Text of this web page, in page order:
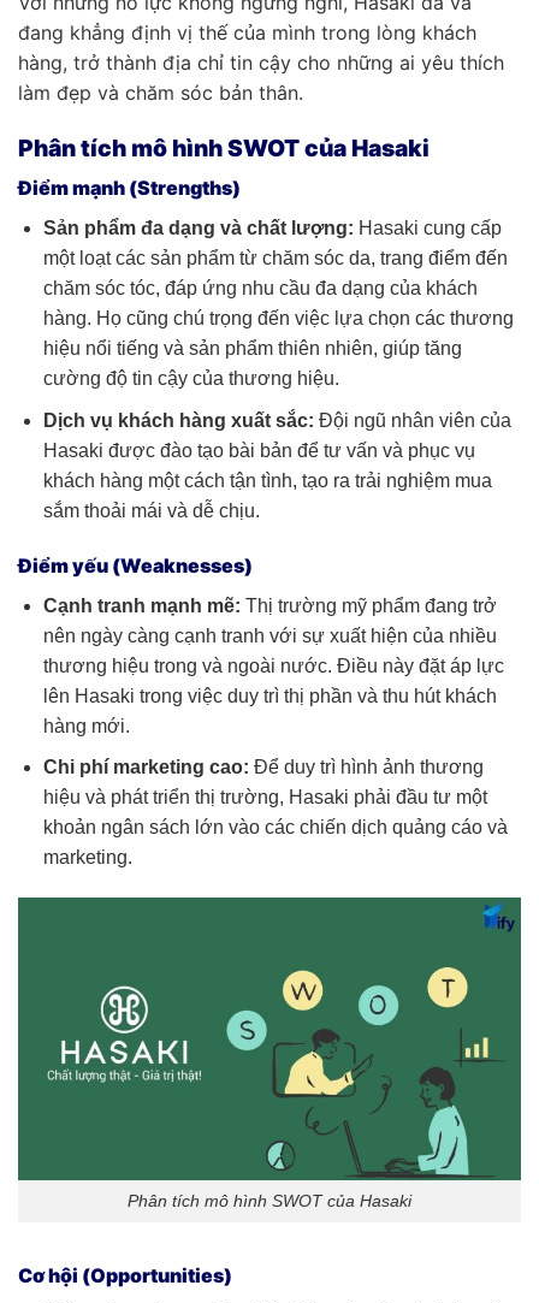
đang khẳng định vị thế của mình trong lòng khách
hàng, trở thành địa chỉ tin cậy cho những ai yêu thích
làm đẹp và chăm sóc bản thân.
Phân tích mô hình SWOT của Hasaki
Điểm mạnh (Strengths)
Sản phẩm đa dạng và chất lượng: Hasaki cung cấp
một loạt các sản phẩm từ chăm sóc da, trang điểm đến
chăm sóc tóc, đáp ứng nhu cầu đa dạng của khách
hàng. Họ cũng chú trọng đến việc lựa chọn các thương
hiệu nổi tiếng và sản phẩm thiên nhiên, giúp tăng
cường độ tin cậy của thương hiệu.
Dịch vụ khách hàng xuất sắc: Đội ngũ nhân viên của
Hasaki được đào tạo bài bản để tư vấn và phục vụ
khách hàng một cách tận tình, tạo ra trải nghiệm mua
sắm thoải mái và dễ chịu.
Điểm yếu (Weaknesses)
Cạnh tranh mạnh mẽ: Thị trường mỹ phẩm đang trở
nên ngày càng cạnh tranh với sự xuất hiện của nhiều
thương hiệu trong và ngoài nước. Điều này đặt áp lực
lên Hasaki trong việc duy trì thị phần và thu hút khách
hàng mới.
Chi phí marketing cao: Để duy trì hình ảnh thương
hiệu và phát triển thị trường, Hasaki phải đầu tư một
khoản ngân sách lớn vào các chiến dịch quảng cáo và
marketing.
Phân tích mô hình SWOT của Hasaki
Cơ hội (Opportunities)